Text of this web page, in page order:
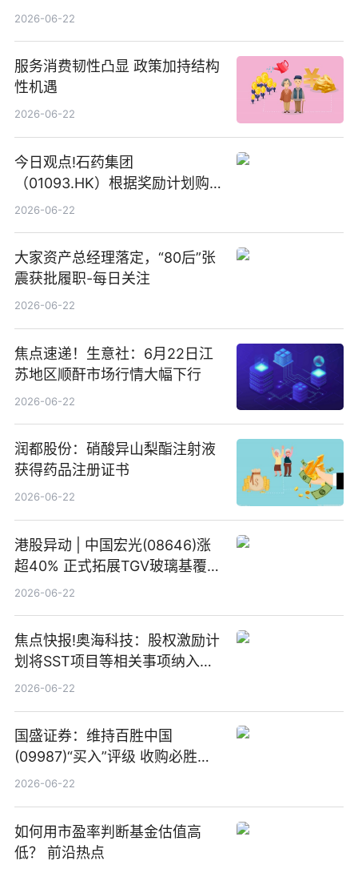
2026-06-22
服务消费韧性凸显 政策加持结构
性机遇
2026-06-22
今日观点!石药集团
（01093.HK）根据奖励计划购
回580万股
2026-06-22
大家资产总经理落定，“80后”张
震获批履职-每日关注
2026-06-22
焦点速递！生意社：6月22日江
苏地区顺酐市场行情大幅下行
2026-06-22
润都股份：硝酸异山梨酯注射液
获得药品注册证书
2026-06-22
港股异动 | 中国宏光(08646)涨
超40% 正式拓展TGV玻璃基覆铜
板新材料业务
2026-06-22
焦点快报!奥海科技：股权激励计
划将SST项目等相关事项纳入专
项业务发展考核指标
2026-06-22
国盛证券：维持百胜中国
(09987)“买入”评级 收购必胜客
中国增厚利润加速成长 信息
2026-06-22
如何用市盈率判断基金估值高
低？ 前沿热点